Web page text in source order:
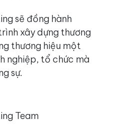
sẽ đồng hành
xây dựng thương
thương hiệu một
nghiệp, tổ chức mà
sự.
Team